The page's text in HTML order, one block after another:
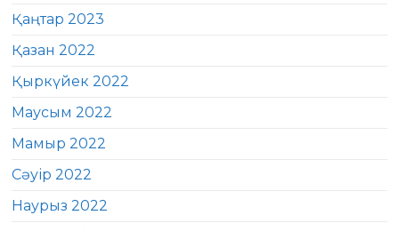
Қаңтар 2023
Қазан 2022
Қыркүйек 2022
Маусым 2022
Мамыр 2022
Сәуір 2022
Наурыз 2022